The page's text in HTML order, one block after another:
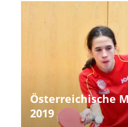
Österreichische
2019